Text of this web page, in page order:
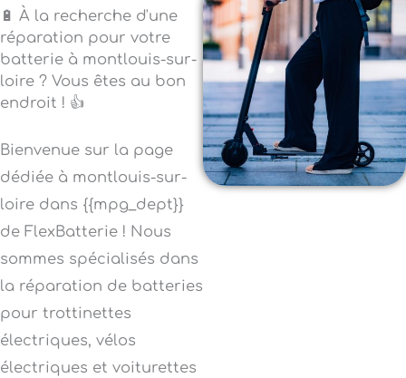
🔋 À la recherche d'une
réparation pour votre
batterie à montlouis-sur-
loire ? Vous êtes au bon
endroit ! 👍
Bienvenue sur la page
dédiée à montlouis-sur-
loire dans {{mpg_dept}}
de FlexBatterie ! Nous
sommes spécialisés dans
la réparation de batteries
pour trottinettes
électriques, vélos
électriques et voiturettes